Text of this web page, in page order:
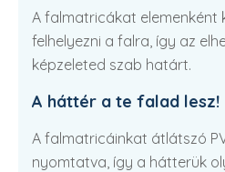
A falmatricákat elemenként
felhelyezni a falra, így az
képzeleted szab határt.
A háttér a te falad lesz!
A falmatricáinkat átlátszó
nyomtatva, így a hátterük